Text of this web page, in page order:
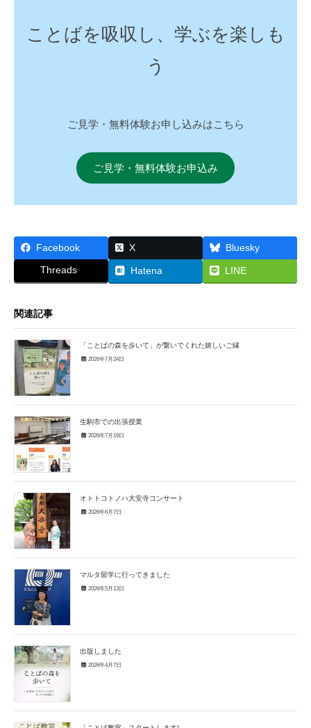
ことばを吸収し、学ぶを楽しも
う
ご見学・無料体験お申し込みはこちら
ご見学・無料体験お申込み
Facebook X Bluesky
Threads Hatena LINE
関連記事
「ことばの森を歩いて」が繋いでくれた嬉しいご縁
2026年7月24日
生駒市での出張授業
2026年7月19日
オトトコトノハ大安寺コンサート
2026年6月7日
マルタ留学に行ってきました
2026年5月13日
出版しました
2026年4月7日